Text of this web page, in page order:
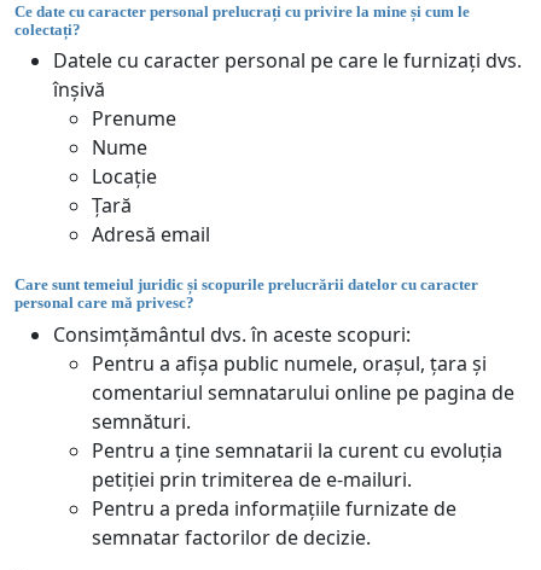
Ce date cu caracter personal prelucrați cu privire la mine și cum le
colectați?
Datele cu caracter personal pe care le furnizați dvs.
înșivă
Prenume
Nume
Locație
Țară
Adresă email
Care sunt temeiul juridic și scopurile prelucrării datelor cu caracter
personal care mă privesc?
Consimțământul dvs. în aceste scopuri:
Pentru a afișa public numele, orașul, țara și
comentariul semnatarului online pe pagina de
semnături.
Pentru a ține semnatarii la curent cu evoluția
petiției prin trimiterea de e-mailuri.
Pentru a preda informațiile furnizate de
semnatar factorilor de decizie.